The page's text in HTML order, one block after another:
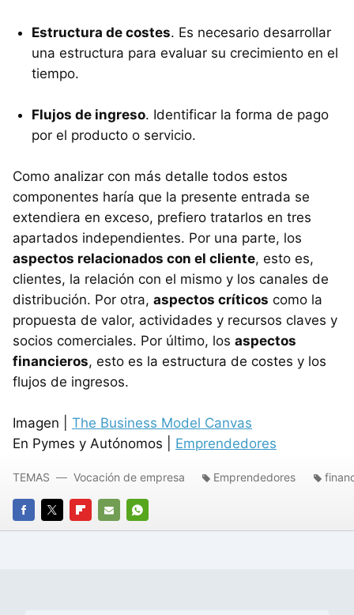
Estructura de costes. Es necesario desarrollar
una estructura para evaluar su crecimiento en el
tiempo.
Flujos de ingreso. Identificar la forma de pago
por el producto o servicio.
Como analizar con más detalle todos estos
componentes haría que la presente entrada se
extendiera en exceso, prefiero tratarlos en tres
apartados independientes. Por una parte, los
aspectos relacionados con el cliente, esto es,
clientes, la relación con el mismo y los canales de
distribución. Por otra, aspectos críticos como la
propuesta de valor, actividades y recursos claves y
socios comerciales. Por último, los aspectos
financieros, esto es la estructura de costes y los
flujos de ingresos.
Imagen | The Business Model Canvas
En Pymes y Autónomos | Emprendedores
FACEBOOK
TWITTERFLIPBOARD
E-
WHATSAPP
TEMAS Vocación de empresa Emprendedores